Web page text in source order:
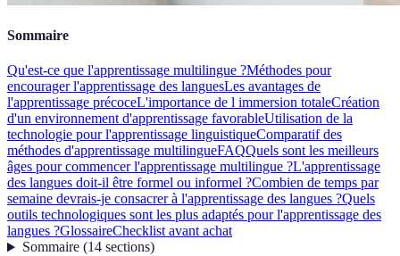
Sommaire
Qu'est-ce que l'apprentissage multilingue ?Méthodes pour
encourager l'apprentissage des languesLes avantages de
l'apprentissage précoceL'importance de l immersion totaleCréation
d'un environnement d'apprentissage favorableUtilisation de la
technologie pour l'apprentissage linguistiqueComparatif des
méthodes d'apprentissage multilingueFAQQuels sont les meilleurs
âges pour commencer l'apprentissage multilingue ?L'apprentissage
des langues doit-il être formel ou informel ?Combien de temps par
semaine devrais-je consacrer à l'apprentissage des langues ?Quels
outils technologiques sont les plus adaptés pour l'apprentissage des
langues ?GlossaireChecklist avant achat
Sommaire(14 sections)